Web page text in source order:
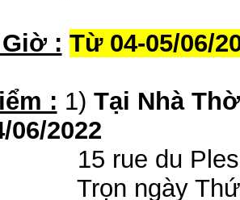
: Từ 04-05/06/
: 1) Tại Nhà
06/2022
du Plessis,
ngày Thứ Bảy,